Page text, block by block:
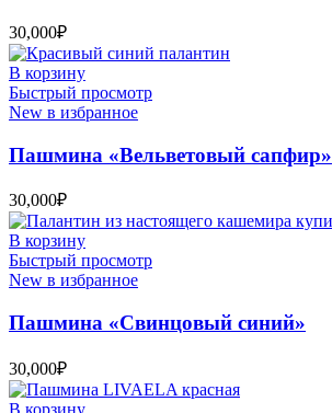
30,000₽
В корзину
Быстрый просмотр
New в избранное
Пашмина «Вельветовый сапфир»
30,000₽
В корзину
Быстрый просмотр
New в избранное
Пашмина «Свинцовый синий»
30,000₽
В корзину